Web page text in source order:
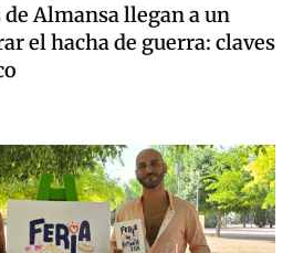
Almansa llegan a un
el hacha de guerra: claves